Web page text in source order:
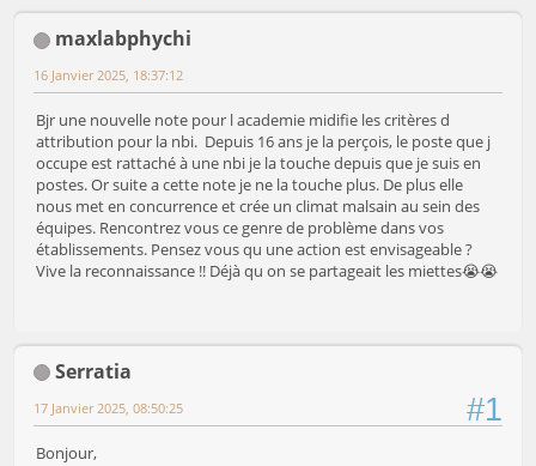
maxlabphychi
16 Janvier 2025, 18:37:12
Bjr une nouvelle note pour l academie midifie les critères d
attribution pour la nbi. Depuis 16 ans je la perçois, le poste que j
occupe est rattaché à une nbi je la touche depuis que je suis en
postes. Or suite a cette note je ne la touche plus. De plus elle
nous met en concurrence et crée un climat malsain au sein des
équipes. Rencontrez vous ce genre de problème dans vos
établissements. Pensez vous qu une action est envisageable ?
Vive la reconnaissance !! Déjà qu on se partageait les miettes😭😭
Serratia
#1
17 Janvier 2025, 08:50:25
Bonjour,